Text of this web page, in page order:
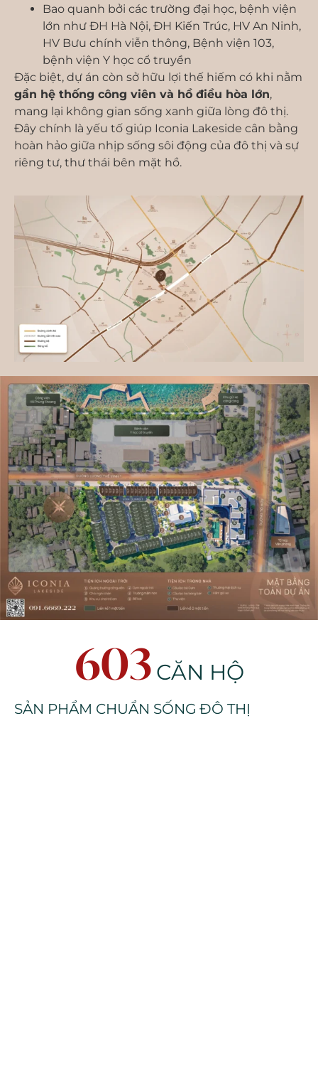
Bao quanh bởi các trường đại học, bệnh viện
lớn như ĐH Hà Nội, ĐH Kiến Trúc, HV An Ninh,
HV Bưu chính viễn thông, Bệnh viện 103,
bệnh viện Y học cổ truyền
Đặc biệt, dự án còn sở hữu lợi thế hiếm có khi nằm
gần hệ thống công viên và hồ điều hòa lớn,
mang lại không gian sống xanh giữa lòng đô thị.
Đây chính là yếu tố giúp Iconia Lakeside cân bằng
hoàn hảo giữa nhịp sống sôi động của đô thị và sự
riêng tư, thư thái bên mặt hồ.
603 CĂN HỘ
SẢN PHẨM CHUẨN SỐNG ĐÔ THỊ